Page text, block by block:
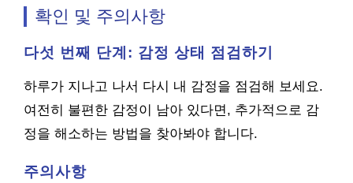
확인 및 주의사항
다섯 번째 단계: 감정 상태 점검하기
하루가 지나고 나서 다시 내 감정을 점검해 보세요.
여전히 불편한 감정이 남아 있다면, 추가적으로 감
정을 해소하는 방법을 찾아봐야 합니다.
주의사항